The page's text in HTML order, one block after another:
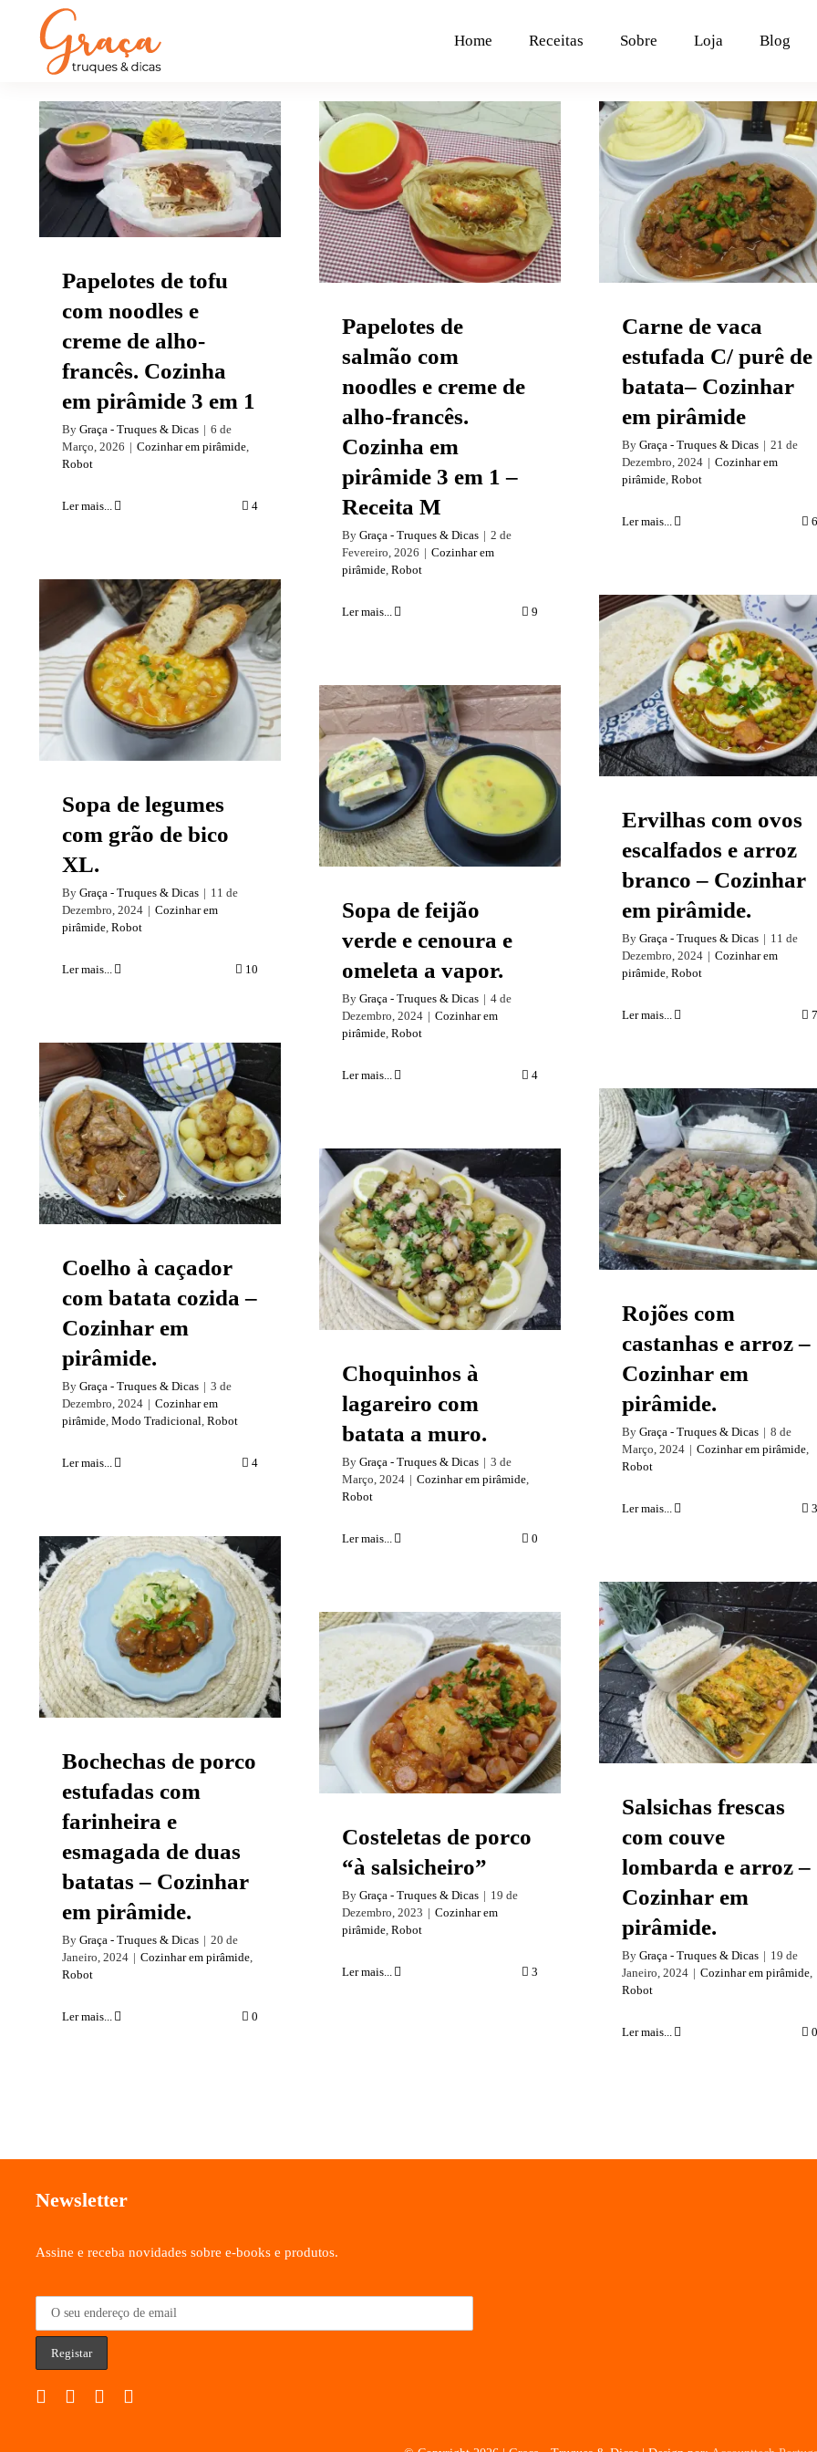
Home Receitas Sobre Loja Blog
Papelotes de tofu com
noodles e creme de
alho-francês. Cozinha
em pirâmide 3 em 1
Papelotes de tofu
com noodles e
creme de alho-
francês. Cozinha
em pirâmide 3 em 1
By Graça - Truques & Dicas | 6 de
Março, 2026 | Cozinhar em pirâmide
Robot
Ler mais... 4
Papelotes de salmão
com noodles e creme
de alho-francês.
Cozinha em pirâmide
3 em 1 – Receita M
Papelotes de
salmão com
noodles e creme de
alho-francês.
Cozinha em
pirâmide 3 em 1 –
Receita M
By Graça - Truques & Dicas | 2 de
Fevereiro, 2026 | Cozinhar em
pirâmide Robot
Ler mais... 9
Carne de vaca
estufada C/ purê de
batata– Cozinhar em
pirâmide
Carne de vaca
estufada C/ purê de
batata– Cozinhar
em pirâmide
By Graça - Truques & Dicas | 21 de
Dezembro, 2024 | Cozinhar em
pirâmide Robot
Ler mais...
Sopa de legumes com
grão de bico XL.
Sopa de legumes
com grão de bico
XL.
By Graça - Truques & Dicas | 11 de
Dezembro, 2024 | Cozinhar em
pirâmide Robot
Ler mais... 10
Ervilhas com ovos
escalfados e arroz
branco – Cozinhar em
pirâmide.
Ervilhas com ovos
escalfados e arroz
branco – Cozinhar
em pirâmide.
By Graça - Truques & Dicas | 11 de
Dezembro, 2024 | Cozinhar em
pirâmide Robot
Ler mais...
Sopa de feijão verde e
cenoura e omeleta a
vapor.
Sopa de feijão
verde e cenoura e
omeleta a vapor.
By Graça - Truques & Dicas | 4 de
Dezembro, 2024 | Cozinhar em
pirâmide Robot
Ler mais... 4
Coelho à caçador com
batata cozida –
Cozinhar em
pirâmide.
Coelho à caçador
com batata cozida –
Cozinhar em
pirâmide.
By Graça - Truques & Dicas | 3 de
Dezembro, 2024 | Cozinhar em
pirâmide Modo Tradicional Robot
Ler mais... 4
Rojões com castanhas
e arroz – Cozinhar em
pirâmide.
Rojões com
castanhas e arroz –
Cozinhar em
pirâmide.
By Graça - Truques & Dicas | 8 de
Março, 2024 | Cozinhar em pirâmide
Robot
Ler mais...
Choquinhos à
lagareiro com batata a
muro.
Choquinhos à
lagareiro com
batata a muro.
By Graça - Truques & Dicas | 3 de
Março, 2024 | Cozinhar em pirâmide
Robot
Ler mais... 0
Bochechas de porco
estufadas com
farinheira e esmagada
de duas batatas –
Cozinhar em
pirâmide.
Bochechas de porco
estufadas com
farinheira e
esmagada de duas
batatas – Cozinhar
em pirâmide.
By Graça - Truques & Dicas | 20 de
Janeiro, 2024 | Cozinhar em pirâmide
Robot
Ler mais... 0
Salsichas frescas com
couve lombarda e
arroz – Cozinhar em
pirâmide.
Salsichas frescas
com couve
lombarda e arroz –
Cozinhar em
pirâmide.
By Graça - Truques & Dicas | 19 de
Janeiro, 2024 | Cozinhar em pirâmide
Robot
Ler mais...
Costeletas de porco “à
salsicheiro”
Costeletas de porco
“à salsicheiro”
By Graça - Truques & Dicas | 19 de
Dezembro, 2023 | Cozinhar em
pirâmide Robot
Ler mais... 3
Newsletter
Assine e receba novidades sobre e-books e produtos.